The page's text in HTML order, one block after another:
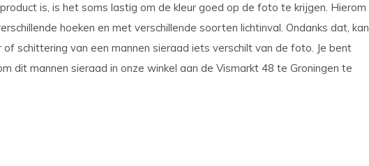
is, is het soms lastig om de kleur goed op de foto te krijgen. Hierom
hoeken en met verschillende soorten lichtinval. Ondanks dat, kan
schittering van een mannen sieraad iets verschilt van de foto. Je bent
dit mannen sieraad in onze winkel aan de Vismarkt 48 te Groningen te